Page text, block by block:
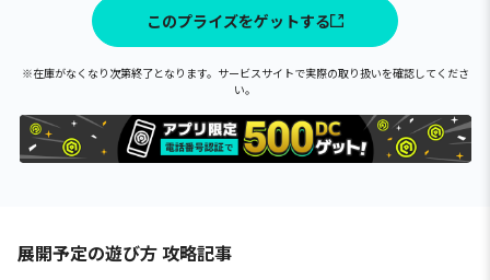
このプライズをゲットする
※在庫がなくなり次第終了となります。サービスサイトで実際の取り扱いを確認してくださ
い。
展開予定の遊び方 攻略記事